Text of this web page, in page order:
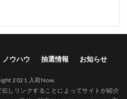
ノウハウ 抽選情報 お知らせ
2021 入荷Now.
しリンクすることによってサイトが紹介